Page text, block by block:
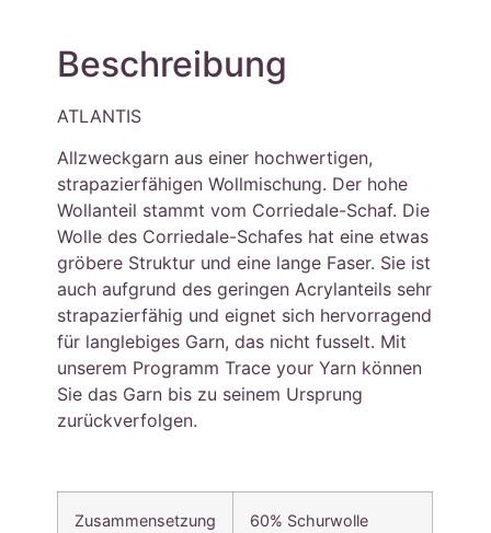
Beschreibung
ATLANTIS
Allzweckgarn aus einer hochwertigen,
strapazierfähigen Wollmischung. Der hohe
Wollanteil stammt vom Corriedale-Schaf. Die
Wolle des Corriedale-Schafes hat eine etwas
gröbere Struktur und eine lange Faser. Sie ist
auch aufgrund des geringen Acrylanteils sehr
strapazierfähig und eignet sich hervorragend
für langlebiges Garn, das nicht fusselt. Mit
unserem Programm Trace your Yarn können
Sie das Garn bis zu seinem Ursprung
zurückverfolgen.
Zusammensetzung
60% Schurwolle